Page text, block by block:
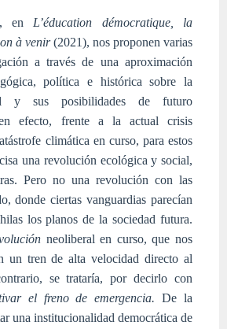
en L’éducation démocratique, la
à venir(2021), nos proponen varias
a través de una aproximación
política e histórica sobre la
y sus posibilidades de futuro
efecto, frente a la actual crisis
climática en curso, para estos
una revolución ecológica y social,
Pero no una revolución con las
donde ciertas vanguardias parecían
los planos de la sociedad futura.
neoliberal en curso, que nos
un tren de alta velocidad directo al
se trataría, por decirlo con
el freno de emergencia.De la
una institucionalidad democrática de